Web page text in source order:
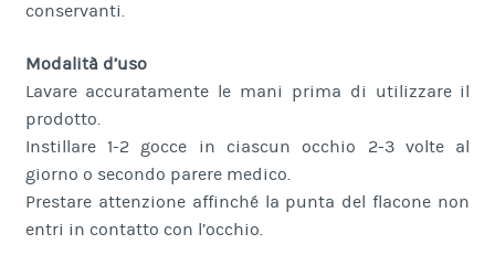
conservanti.
Modalità d’uso
Lavare accuratamente le mani prima di utilizzare il
prodotto.
Instillare 1-2 gocce in ciascun occhio 2-3 volte al
giorno o secondo parere medico.
Prestare attenzione affinché la punta del flacone non
entri in contatto con l’occhio.